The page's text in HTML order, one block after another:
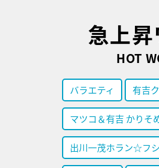
急上
HOT
バラエティ 有吉
マツコ＆有吉 かりそ
出川一茂ホラン☆フ